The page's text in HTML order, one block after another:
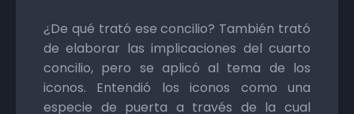
¿De qué trató ese concilio? También trató
de elaborar las implicaciones del cuarto
concilio, pero se aplicó al tema de los
iconos. Entendió los iconos como una
especie de puerta a través de la cual